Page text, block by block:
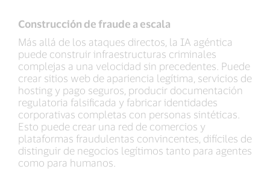
Construcción de fraude a escala
Más allá de los ataques directos, la IA agéntica
puede construir infraestructuras criminales
complejas a una velocidad sin precedentes. Puede
crear sitios web de apariencia legítima, servicios de
hosting y pago seguros, producir documentación
regulatoria falsificada y fabricar identidades
corporativas completas con personas sintéticas.
Esto puede crear una red de comercios y
plataformas fraudulentas convincentes, difíciles de
distinguir de negocios legítimos tanto para agentes
como para humanos.